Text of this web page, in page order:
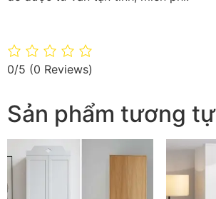
0/5 (0 Reviews)
Sản phẩm tương tự